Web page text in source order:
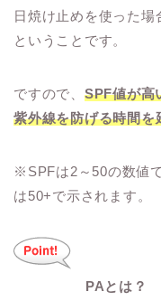
日焼け止めを使った場
ということです。
ですので、 SPF値が高
紫外線を防げる時間を
※SPFは2～50の数値
は50+で示されます。
PAとは？